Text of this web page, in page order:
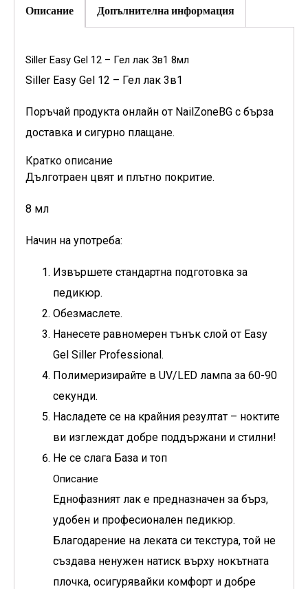
Описание Допълнителна информация
Siller Easy Gel 12 – Гел лак 3в1 8мл
Siller Easy Gel 12 – Гел лак 3в1
Поръчай продукта онлайн от NailZoneBG с бърза
доставка и сигурно плащане.
Кратко описание
Дълготраен цвят и плътно покритие.
8 мл
Начин на употреба:
Извършете стандартна подготовка за
педикюр.
Обезмаслете.
Нанесете равномерен тънък слой от Easy
Gel Siller Professional.
Полимеризирайте в UV/LED лампа за 60-90
секунди.
Насладете се на крайния резултат – ноктите
ви изглеждат добре поддържани и стилни!
Не се слага База и топ
Описание
Еднофазният лак е предназначен за бърз,
удобен и професионален педикюр.
Благодарение на леката си текстура, той не
създава ненужен натиск върху нокътната
плочка, осигурявайки комфорт и добре